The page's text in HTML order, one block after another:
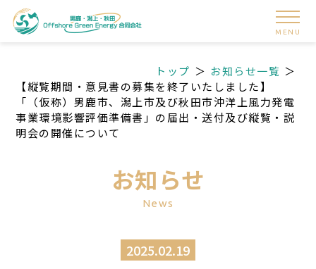
MENU
トップ
お知らせ一覧
【縦覧期間・意見書の募集を終了いたしました】
「（仮称）男鹿市、潟上市及び秋田市沖洋上風力発電
事業環境影響評価準備書」の届出・送付及び縦覧・説
明会の開催について
お知らせ
News
2025.02.19